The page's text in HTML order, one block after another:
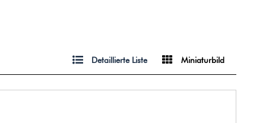
Detaillierte Liste Miniaturbild